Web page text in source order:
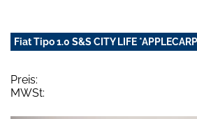
Fiat Tipo 1.0 S&S CITY LIFE
Preis:
MWSt: